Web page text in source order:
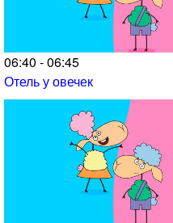
06:40 - 06:45
Отель у овечек